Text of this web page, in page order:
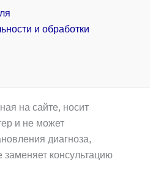
и обработки
на сайте, носит
и не может
диагноза,
заменяет консультацию